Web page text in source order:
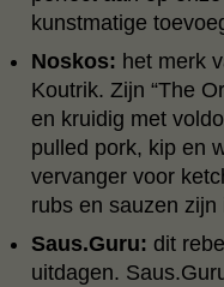
kunstmatige
Noskos: het merk
Koutrik. Zijn “The
en kruidig met
pulled pork, kip en
vervanger voor
rubs en sauzen
Saus.Guru: dit
uitdagen.